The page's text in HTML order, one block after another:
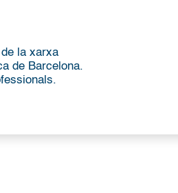
la xarxa
de Barcelona.